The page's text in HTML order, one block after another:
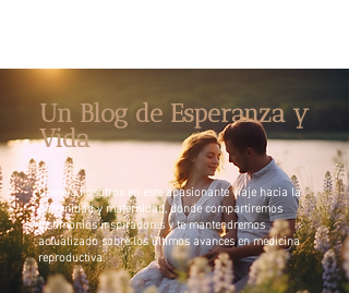
Un Blog de Esperanza y
Vida
Únete a nosotros en este apasionante viaje hacia la
paternidad y maternidad, donde compartiremos
testimonios inspiradores y te mantendremos
actualizado sobre los últimos avances en medicina
reproductiva.